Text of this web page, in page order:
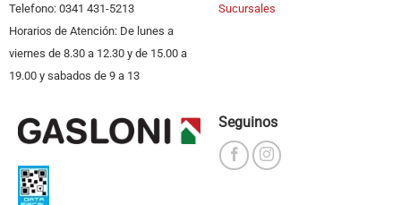
Telefono: 0341 431-5213
Horarios de Atención: De lunes a
viernes de 8.30 a 12.30 y de 15.00 a
19.00 y sabados de 9 a 13
Sucursales
Seguinos